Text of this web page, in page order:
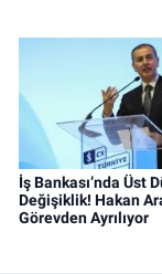
İş Bankası’nda Üst
Değişiklik! Hakan
Görevden Ayrılıyor